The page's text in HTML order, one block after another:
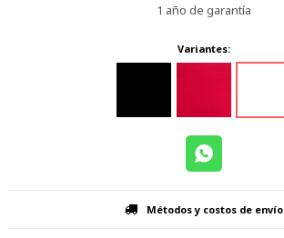
1 año de garantía
Variantes:
Métodos y costos de envío